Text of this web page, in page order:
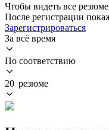
Чтобы видеть все
После регистрации
Зарегистрироваться
За всё время
По соответствию
20 резюме